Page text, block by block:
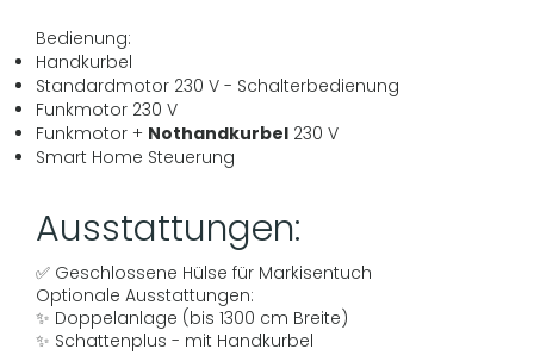
Bedienung:
Handkurbel
Standardmotor 230 V - Schalterbedienung
Funkmotor 230 V
Funkmotor + Nothandkurbel230 V
Smart Home Steuerung
Ausstattungen:
✅ Geschlossene Hülse für Markisentuch
Optionale Ausstattungen:
✨ Doppelanlage (bis 1300 cm Breite)
✨ Schattenplus - mit Handkurbel